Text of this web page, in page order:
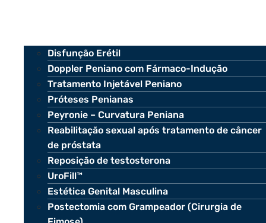
Disfunção Erétil
Doppler Peniano com Fármaco-Indução
Tratamento Injetável Peniano
Próteses Penianas
Peyronie – Curvatura Peniana
Reabilitação sexual após tratamento de câncer
de próstata
Reposição de testosterona
UroFill™
Estética Genital Masculina
Postectomia com Grampeador (Cirurgia de